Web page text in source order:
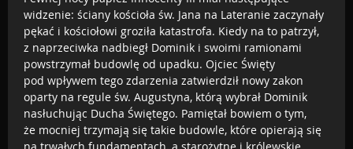
widzenie: ściany kościoła św. Jana na Lateranie zaczynały
pękać i kościołowi groziła katastrofa. Kiedy na to patrzył,
z naprzeciwka nadbiegł Dominik i swoimi ramionami
powstrzymał budowlę od upadku. Ojciec Święty
pod wpływem tego zdarzenia zatwierdził nowy zakon
oparty na regule św. Augustyna, którą wybrał Dominik
nasłuchując Ducha Świętego. Pamiętał bowiem o tym,
że mocniej trzymają się takie budowle, które opierają się
na trwałych fundamentach, a starożytne i królewskie